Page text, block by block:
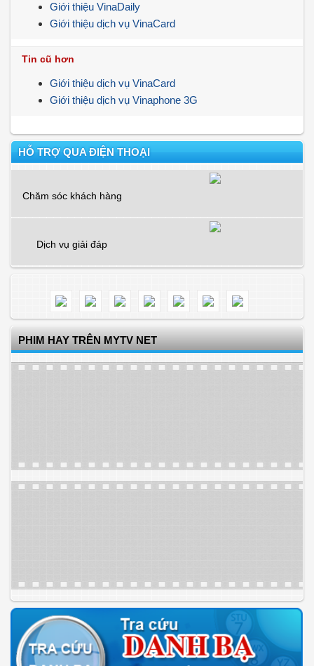
Giới thiệu VinaDaily
Giới thiệu dịch vụ VinaCard
Tin cũ hơn
Giới thiệu dịch vụ VinaCard
Giới thiệu dịch vụ Vinaphone 3G
HỖ TRỢ QUA ĐIỆN THOẠI
Chăm sóc khách hàng
Dịch vụ giải đáp
PHIM HAY TRÊN MYTV NET